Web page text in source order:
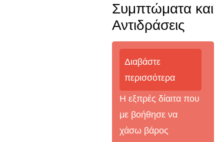
Συμπτώματα και
Αντιδράσεις
Διαβάστε
περισσότερα
Η εξπρές δίαιτα που
με βοήθησε να
χάσω βάρος